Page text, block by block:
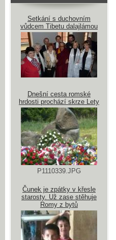
Setkání s duchovním
vůdcem Tibetu dalajlámou
Dnešní cesta romské
hrdosti prochází skrze Lety
P1110339.JPG
Čunek je zpátky v křesle
starosty. Už zase stěhuje
Romy z bytů